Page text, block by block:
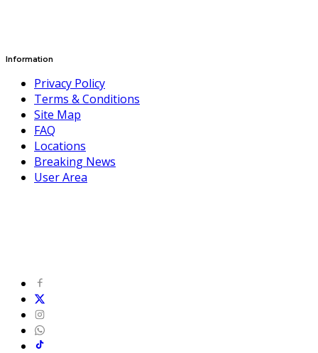
Information
Privacy Policy
Terms & Conditions
Site Map
FAQ
Locations
Breaking News
User Area